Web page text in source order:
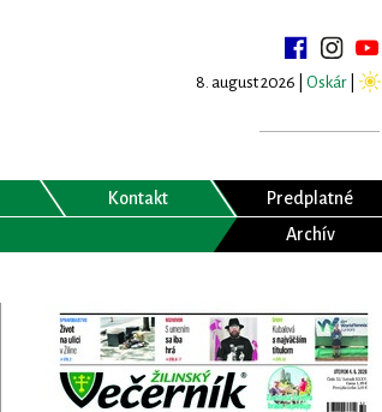
8. august 2026 | Oskár
Kontakt
Predplatné
Archív